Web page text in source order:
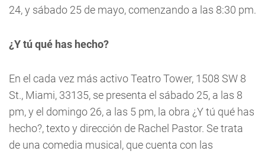
24, y sábado 25 de mayo, comenzando a las 8:30 pm.
¿Y tú qué has hecho?
En el cada vez más activo Teatro Tower, 1508 SW 8
St., Miami, 33135, se presenta el sábado 25, a las 8
pm, y el domingo 26, a las 5 pm, la obra ¿Y tú qué has
hecho?, texto y dirección de Rachel Pastor. Se trata
de una comedia musical, que cuenta con las